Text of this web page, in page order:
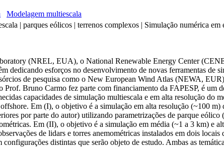
Modelagem multiescala
| parques eólicos | terrenos complexos | Simulação numérica em
(NREL, EUA), o National Renewable Energy Center
esforços no desenvolvimento de novas ferramentas de
de pesquisa como o New European Wind Atlas (NEWA,
Bruno Carmo fez parte com financiamento da FAPESP, é um
capacidades de simulação multiescala e em alta resolução do
Em (I), o objetivo é a simulação em alta resolução (~100 m)
por parte do autor) utilizando parametrizações de parque eólico
Em (II), o objetivo é a simulação em média (~1 a 3 km) e
de lidars e torres anemométricas instalados em dois
distintas que serão objeto de estudo. Ambas as